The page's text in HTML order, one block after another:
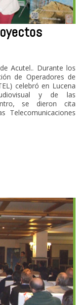
Acutel.. Durante los
de Operadores de
celebró en Lucena
y de las
se dieron cita
Telecomunicaciones